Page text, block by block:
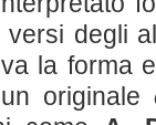
degli
la forma
originale